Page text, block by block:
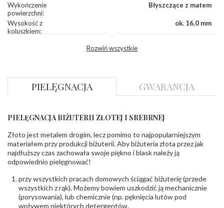
Wykończenie
powierzchni:
Błyszczące z matem
Wysokość z
koluszkiem:
ok. 16,0 mm
Producent
odpowiedzialny:
WĘC-Twój Jubiler S.C. Artur Węc, Małgorzata
Suchan, ul. Kurczaba 3, 30-868 Kraków; NIP:
- rodzaj
,Elementy w wyrobie wykonane z białego złota
Rozwiń wszystkie
PIELĘGNACJA GWARANCJA
PIELĘGNACJA BIŻUTERII ZŁOTEJ I SREBRNEJ
Złoto jest metalem drogim, lecz pomimo to najpopularniejszym
materiałem przy produkcji biżuterii. Aby biżuteria złota przez jak
najdłuższy czas zachowała swoje piękno i blask należy ją
odpowiednio pielęgnować!
przy wszystkich pracach domowych ściągać biżuterię (przede
wszystkich z rąk). Możemy bowiem uszkodzić ją mechanicznie
(porysowania), lub chemicznie (np. pęknięcia lutów pod
wpływem niektórych detergentów.